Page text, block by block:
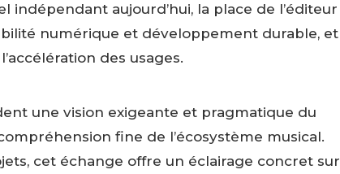
indépendant aujourd’hui, la place de l’éditeur
numérique et développement durable, et
des usages.
une vision exigeante et pragmatique du
fine de l’écosystème musical.
cet échange offre un éclairage concret sur